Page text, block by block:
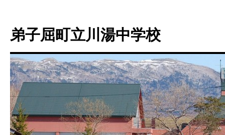
弟子屈町立川湯中学校